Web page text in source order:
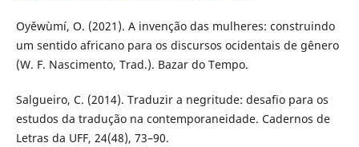
Oyěwùmí, O. (2021). A invenção das mulheres: construindo
um sentido africano para os discursos ocidentais de gênero
(W. F. Nascimento, Trad.). Bazar do Tempo.
Salgueiro, C. (2014). Traduzir a negritude: desafio para os
estudos da tradução na contemporaneidade. Cadernos de
Letras da UFF, 24(48), 73–90.